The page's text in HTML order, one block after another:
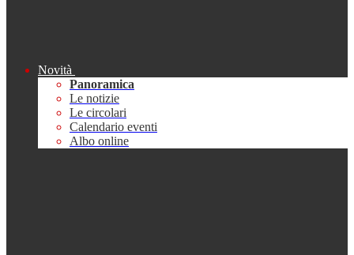
Novità
Panoramica
Le notizie
Le circolari
Calendario eventi
Albo online